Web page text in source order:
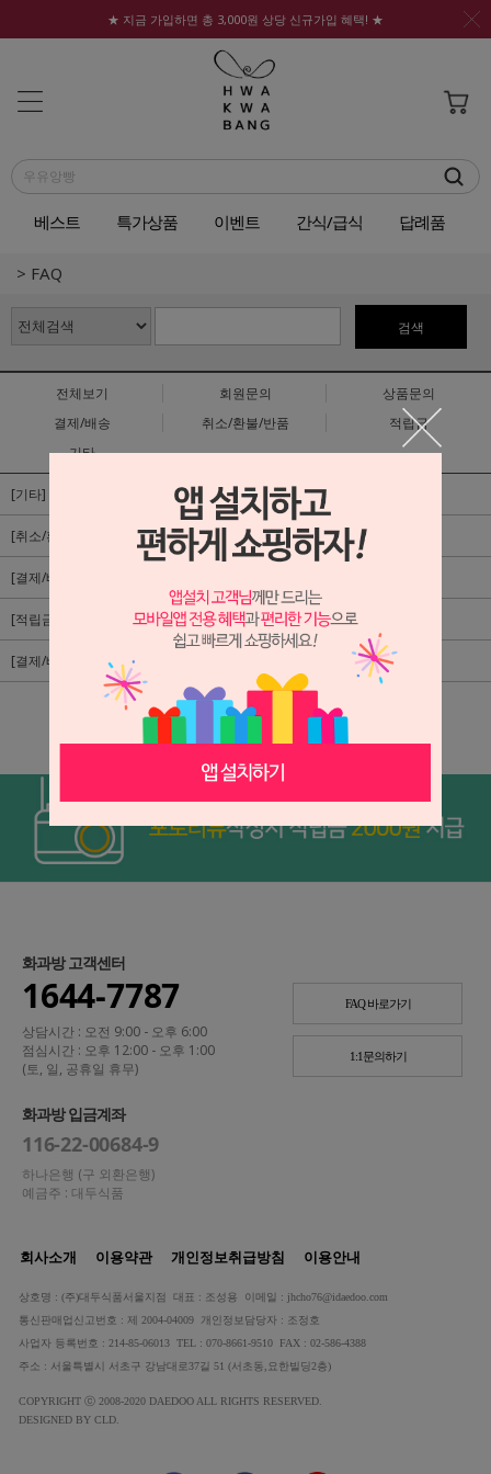
★ 지금 가입하면 총 3,000원 상당 신규가입 혜택! ★
베스트 특가상품 이벤트 간식/급식 답례품
FAQ
검색
전체보기 회원문의
상품문의
결제/배송
취소/환불/반품
적립금
기타
[기타] 세금계산서를 신청하려면 어떻게 해야 되나요?
[취소/환불/반품] 주문을 취소하려면 어떻게 해야 되나요?
[결제/배송] 제품 출고는 언제 이루어 지나요?
[적립금] 주문시 적립금은 얼마나 제공되는 건가요?
[결제/배송] 입금확인은 어떻게 알수 있나요?
화과방 고객센터
1644-7787
상담시간 : 오전 9:00 - 오후 6:00
점심시간 : 오후 12:00 - 오후 1:00
(토, 일, 공휴일 휴무)
FAQ 바로가기
1:1문의하기
화과방 입금계좌
116-22-00684-9
하나은행 (구 외환은행)
예금주 : 대두식품
회사소개 이용약관 개인정보취급방침 이용안내
상호명 : (주)대두식품서울지점 대표 : 조성용 이메일 : jhcho76@idaedoo.com
통신판매업신고번호 : 제 2004-04009 개인정보담당자 : 조정호
사업자 등록번호 : 214-85-06013 TEL : 070-8661-9510 FAX : 02-586-4388
주소 : 서울특별시 서초구 강남대로37길 51 (서초동,요한빌딩2층)
COPYRIGHT ⓒ 2008-2020 DAEDOO ALL RIGHTS RESERVED.
DESIGNED BY CLD.